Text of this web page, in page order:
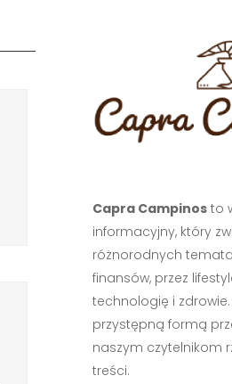
Capra Campinosto
informacyjny, który
różnorodnych
finansów, przez
technologię i
przystępną formą
naszym czytelnikom
treści.